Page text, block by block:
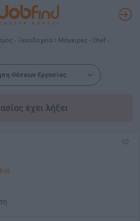
- Ξενοδοχεία
Μάγειρες - Chef -
Θέσεων Εργασίας
έχει λήξει